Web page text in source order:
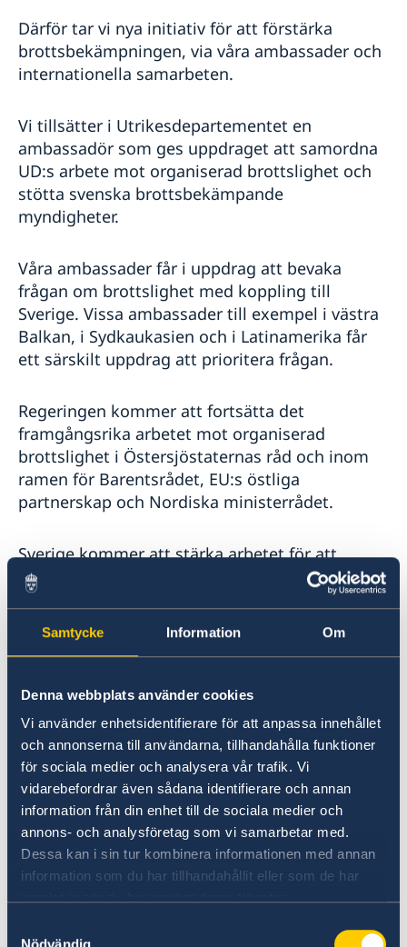
Samtycke Information Om
Denna webbplats använder cookies
Vi använder enhetsidentifierare för att anpassa innehållet
och annonserna till användarna, tillhandahålla funktioner
för sociala medier och analysera vår trafik. Vi
vidarebefordrar även sådana identifierare och annan
information från din enhet till de sociala medier och
annons- och analysföretag som vi samarbetar med.
Dessa kan i sin tur kombinera informationen med annan
information som du har tillhandahållit eller som de har
Nödvändig
Därför tar vi nya initiativ för att förstärka
brottsbekämpningen, via våra ambassader och
internationella samarbeten.
Vi tillsätter i Utrikesdepartementet en
ambassadör som ges uppdraget att samordna
UD:s arbete mot organiserad brottslighet och
stötta svenska brottsbekämpande
myndigheter.
Våra ambassader får i uppdrag att bevaka
frågan om brottslighet med koppling till
Sverige. Vissa ambassader till exempel i västra
Balkan, i Sydkaukasien och i Latinamerika får
ett särskilt uppdrag att prioritera frågan.
Regeringen kommer att fortsätta det
framgångsrika arbetet mot organiserad
brottslighet i Östersjöstaternas råd och inom
ramen för Barentsrådet, EU:s östliga
partnerskap och Nordiska ministerrådet.
Sverige kommer att stärka arbetet för att
stoppa flödet av vapen och droger och ta nya
steg mot gränsöverskridande brottslighet och
terrorism. Europol och Eurojust är centrala i
detta arbete.
Herr/fru talman,
Den globala uppvärmningen drabbar oss här
och nu.
Det handlar inte bara om direkta konsekvenser
av mer extremt väder. Ett instabilt klimat
rubbar också ekonomin,